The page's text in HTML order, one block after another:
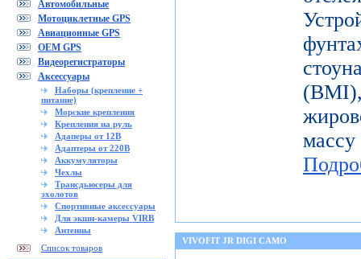
Автомобильные
Мотоциклетные GPS
Авиационные GPS
OEM GPS
Видеорегистраторы
Аксессуары
Наборы (крепление +
питание)
Морские крепления
Крепления на руль
Адаперы от 12В
Адаптеры от 220В
Аккумуляторы
Чехлы
Трансдьюсеры для
эхолотов
Спортивные аксессуары
Для экшн-камеры VIRB
Антенны
Список товаров
VIVOFIT JR DIGI CAMO